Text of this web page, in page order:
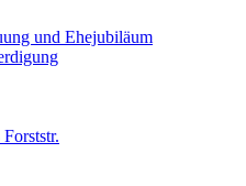
und Ehejubiläum